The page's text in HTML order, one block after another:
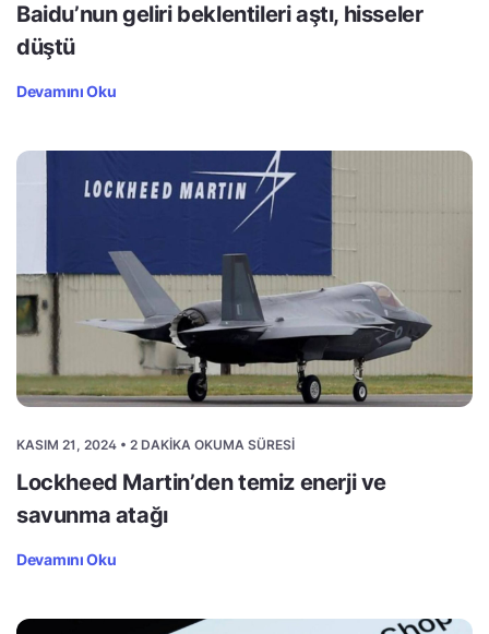
Baidu’nun geliri beklentileri aştı, hisseler
düştü
Devamını Oku
KASIM 21, 2024 • 2 DAKIKA OKUMA SÜRESI
Lockheed Martin’den temiz enerji ve
savunma atağı
Devamını Oku